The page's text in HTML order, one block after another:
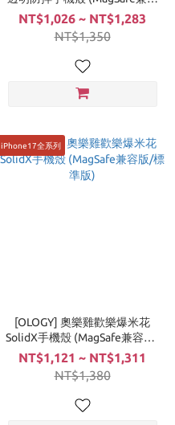
版/標準版)
NT$1,026 ~ NT$1,283
NT$1,350
iPhone17全系列
[OLOGY] 奧樂雞歡樂爆米花
SolidX手機殼 (MagSafe兼容版/
標準版)
NT$1,121 ~ NT$1,311
NT$1,380